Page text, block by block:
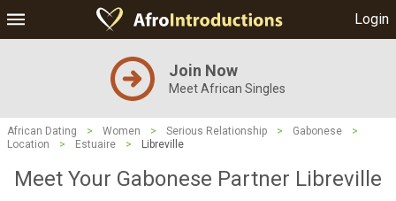
Login
Join Now
Meet African Singles
African Dating > Women > Serious Relationship > Gabonese
>
Location
> Estuaire > Libreville
Meet Your Gabonese Partner Libreville